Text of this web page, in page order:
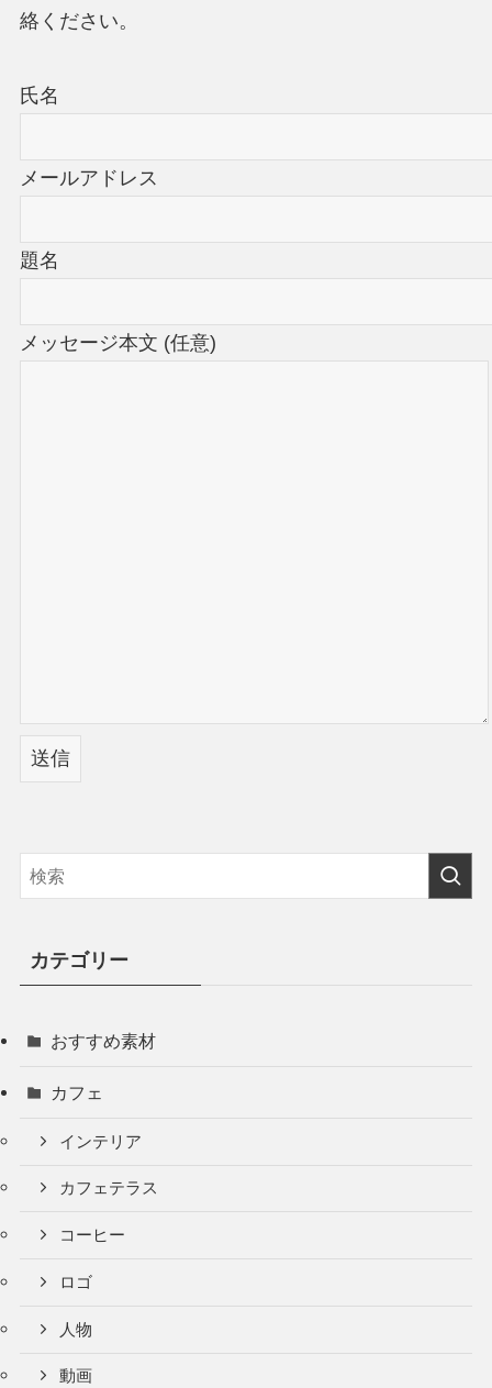
絡ください。
氏名
メールアドレス
題名
メッセージ本文 (任意)
カテゴリー
おすすめ素材
カフェ
インテリア
カフェテラス
コーヒー
ロゴ
人物
動画